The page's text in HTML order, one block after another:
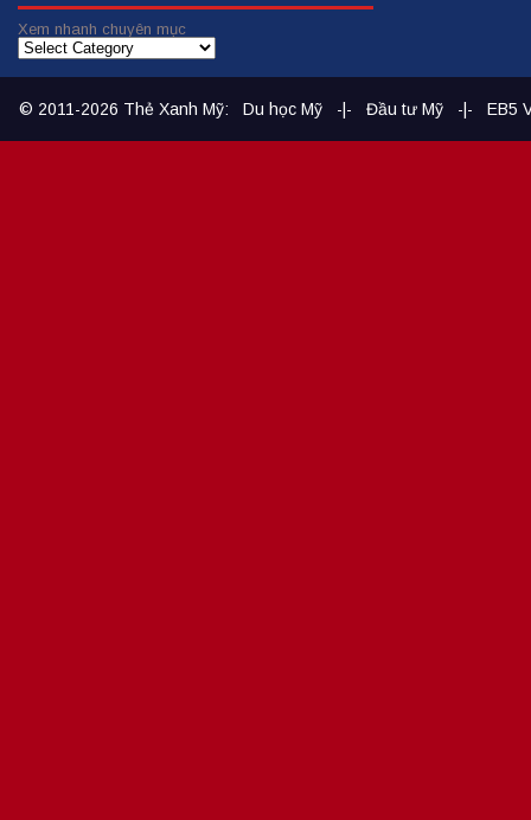
Xem nhanh chuyên mục
© 2011-2026 Thẻ Xanh Mỹ: Du học Mỹ -|- Đầu tư Mỹ -|- EB5